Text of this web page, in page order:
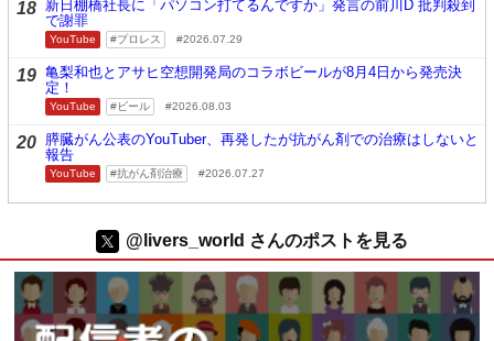
18 新日棚橋社長に「パソコン打てるんですか」発言の前川D 批判殺到
で謝罪
YouTube プロレス 2026.07.29
19 亀梨和也とアサヒ空想開発局のコラボビールが8月4日から発売決
定！
YouTube ビール 2026.08.03
20 膵臓がん公表のYouTuber、再発したが抗がん剤での治療はしないと
報告
YouTube 抗がん剤治療 2026.07.27
@livers_world さんのポストを見る